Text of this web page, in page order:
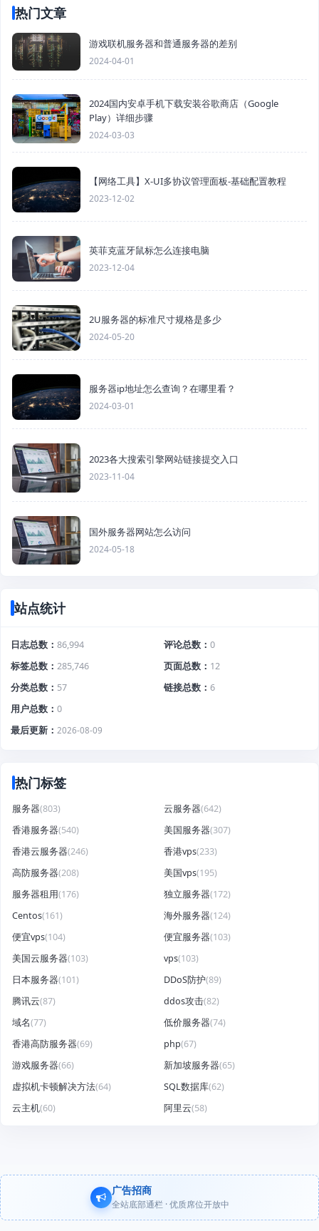
热门文章
游戏联机服务器和普通服务器的差别
2024-04-01
2024国内安卓手机下载安装谷歌商店（Google
Play）详细步骤
2024-03-03
【网络工具】X-UI多协议管理面板-基础配置教程
2023-12-02
英菲克蓝牙鼠标怎么连接电脑
2023-12-04
2U服务器的标准尺寸规格是多少
2024-05-20
服务器ip地址怎么查询？在哪里看？
2024-03-01
2023各大搜索引擎网站链接提交入口
2023-11-04
国外服务器网站怎么访问
2024-05-18
站点统计
日志总数 86,994 评论总数
0
标签总数
285,746 页面总数
12
分类总数
57 链接总数
6
用户总数
0
最后更新
2026-08-09
热门标签
服务器(803) 云服务器(642)
香港服务器(540) 美国服务器(307)
香港云服务器(246) 香港vps(233)
高防服务器(208) 美国vps(195)
服务器租用(176) 独立服务器(172)
Centos(161) 海外服务器(124)
便宜vps(104) 便宜服务器(103)
美国云服务器(103) vps(103)
日本服务器(101) DDoS防护(89)
腾讯云(87) ddos攻击(82)
域名(77) 低价服务器(74)
香港高防服务器(69) php(67)
游戏服务器(66) 新加坡服务器(65)
虚拟机卡顿解决方法(64) SQL数据库(62)
云主机(60) 阿里云(58)
广告招商
全站底部通栏 · 优质席位开放中